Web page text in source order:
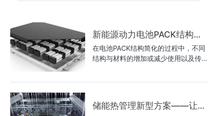
新能源动力电池PACK结构与
一体压铸的变迁
在电池PACK结构简化的过程中，不同
结构与材料的增加或减少使用以及传
结构件：电池托盘的生产工艺变化冲
压挤压/压铸：当期挤压将代替冲压，
储能热管理新型方案——让未